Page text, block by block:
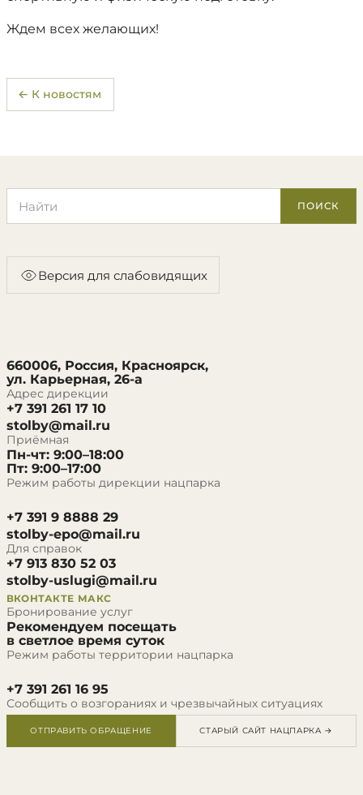
Ждем всех желающих!
← К новостям
ПОИСК
Версия для слабовидящих
660006, Россия, Красноярск,
ул. Карьерная, 26-а
Адрес дирекции
+7 391 261 17 10
stolby@mail.ru
Приёмная
Пн-чт: 9:00–18:00
Пт: 9:00–17:00
Режим работы дирекции нацпарка
+7 391 9 8888 29
stolby-epo@mail.ru
Для справок
+7 913 830 52 03
stolby-uslugi@mail.ru
ВКОНТАКТЕ МАКС
Бронирование услуг
Рекомендуем посещать
в светлое время суток
Режим работы территории нацпарка
+7 391 261 16 95
Сообщить о возгораниях и чрезвычайных ситуациях
ОТПРАВИТЬ ОБРАЩЕНИЕ СТАРЫЙ САЙТ НАЦПАРКА →